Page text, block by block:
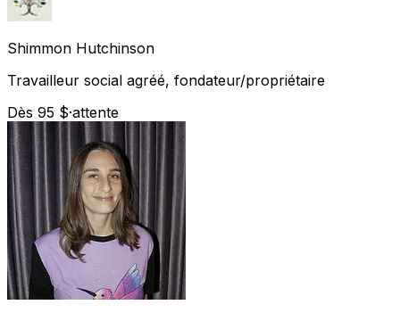
Shimmon Hutchinson
Travailleur social agréé, fondateur/propriétaire
Dès 95 $·attente